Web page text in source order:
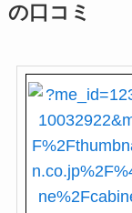
の口コミ